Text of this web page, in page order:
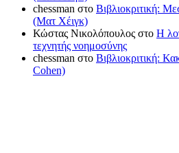
chessman στο Βιβλιοκριτική:
(Ματ Χέιγκ)
Κώστας Νικολόπουλος στο Η
τεχνητής νοημοσύνης
chessman στο Βιβλιοκριτική:
Cohen)